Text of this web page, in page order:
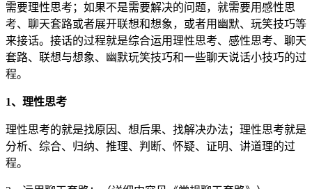
需要理性思考；如果不是需要解决的问题，就需要用感性思
考、聊天套路或者展开联想和想象，或者用幽默、玩笑技巧等
来接话。接话的过程就是综合运用理性思考、感性思考、聊天
套路、联想与想象、幽默玩笑技巧和一些聊天说话小技巧的过
程。
1、理性思考
理性思考的就是找原因、想后果、找解决办法；理性思考就是
分析、综合、归纳、推理、判断、怀疑、证明、讲道理的过
程。